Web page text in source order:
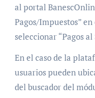
al portal
Pagos/Impuestos”
seleccionar “Pagos al
En el caso de la
usuarios pueden
del buscador del